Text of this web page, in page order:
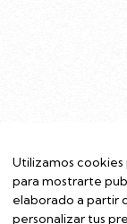
Utilizamos
para mostrarte
elaborado a partir
personalizar tus